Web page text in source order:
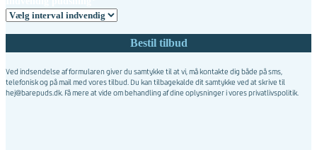
Ved indsendelse af formularen giver du samtykke til at vi, må kontakte dig både på sms,
telefonisk og på mail med vores tilbud. Du kan tilbagekalde dit samtykke ved at skrive til
hej@barepuds.dk. Få mere at vide om behandling af dine oplysninger i voresprivatlivspolitik.